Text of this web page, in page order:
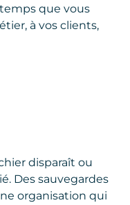
que vous
à vos clients,
disparaît ou
Des sauvegardes
organisation qui